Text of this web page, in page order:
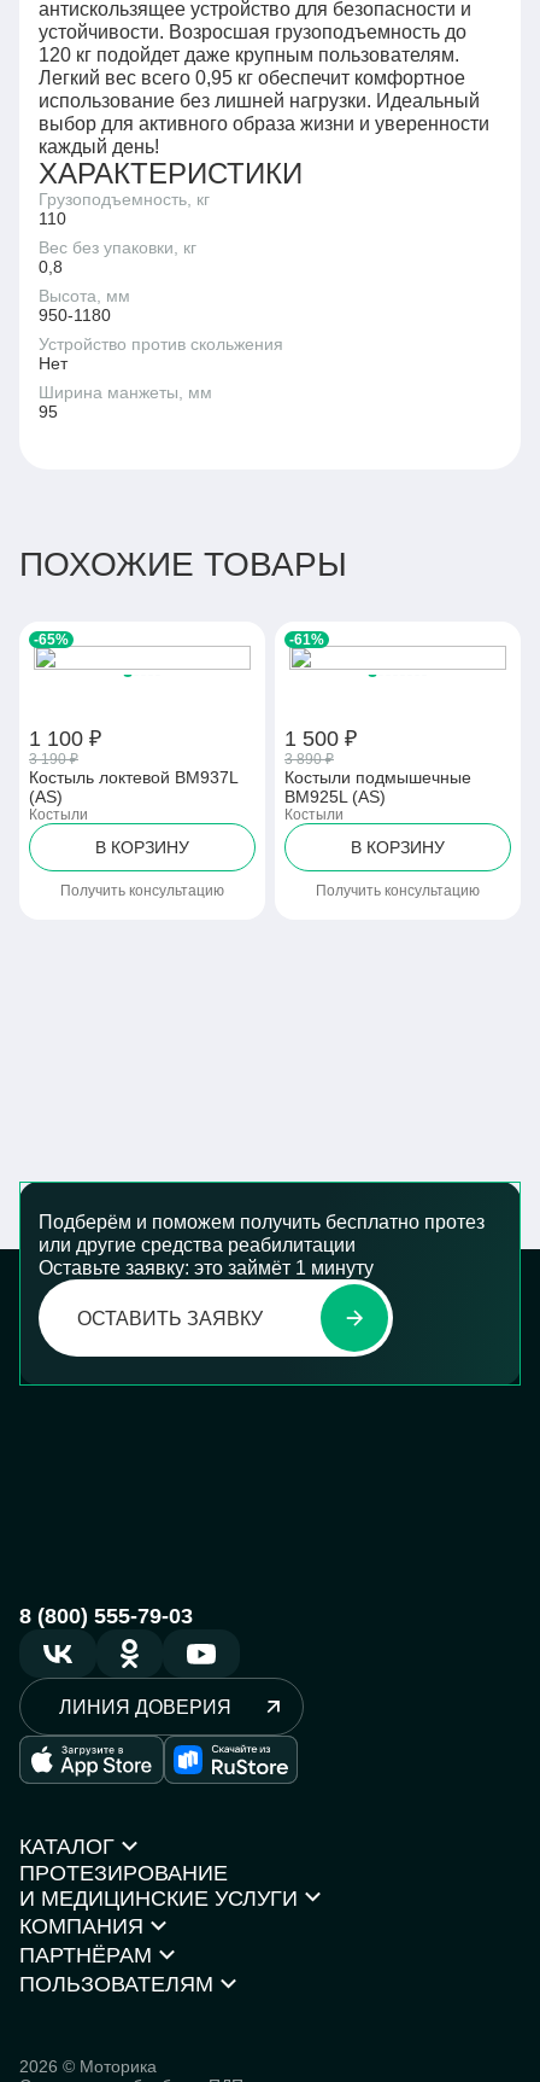
антискользящее устройство для безопасности и
устойчивости. Возросшая грузоподъемность до
120 кг подойдет даже крупным пользователям.
Легкий вес всего 0,95 кг обеспечит комфортное
использование без лишней нагрузки. Идеальный
выбор для активного образа жизни и уверенности
каждый день!
ХАРАКТЕРИСТИКИ
Грузоподъемность, кг
110
Вес без упаковки, кг
0,8
Высота, мм
950-1180
Устройство против скольжения
Нет
Ширина манжеты, мм
95
ПОХОЖИЕ ТОВАРЫ
-65%
1 100 ₽
3 190 ₽
Костыль локтевой BM937L
(AS)
Костыли
В КОРЗИНУ
Получить консультацию
-61%
1 500 ₽
3 890 ₽
Костыли подмышечные
BM925L (AS)
Костыли
В КОРЗИНУ
Получить консультацию
Подберём и поможем получить бесплатно протез
или другие средства реабилитации
Оставьте заявку: это займёт 1 минуту
ОСТАВИТЬ ЗАЯВКУ
8 (800) 555-79-03
ЛИНИЯ ДОВЕРИЯ
КАТАЛОГ
Протезы рук
Протезы ног
Кресла-коляски
Каталог товаров
Нейростимуляторы
КОМПАНИЯ
О компании
Контакты
ПОЛЬЗОВАТЕЛЯМ
База знаний
ПРОТЕЗИРОВАНИЕ
И МЕДИЦИНСКИЕ УСЛУГИ
Моторика Орто
ПАРТНЁРАМ
Партнёрская программа
2026 © Моторика